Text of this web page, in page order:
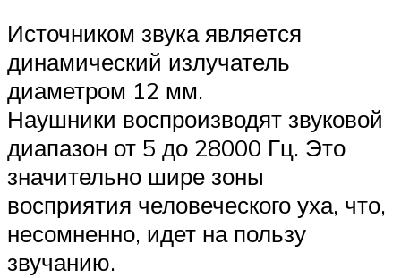
Источником звука является
динамический излучатель
диаметром 12 мм.
Наушники воспроизводят звуковой
диапазон от 5 до 28000 Гц. Это
значительно шире зоны
восприятия человеческого уха, что,
несомненно, идет на пользу
звучанию.